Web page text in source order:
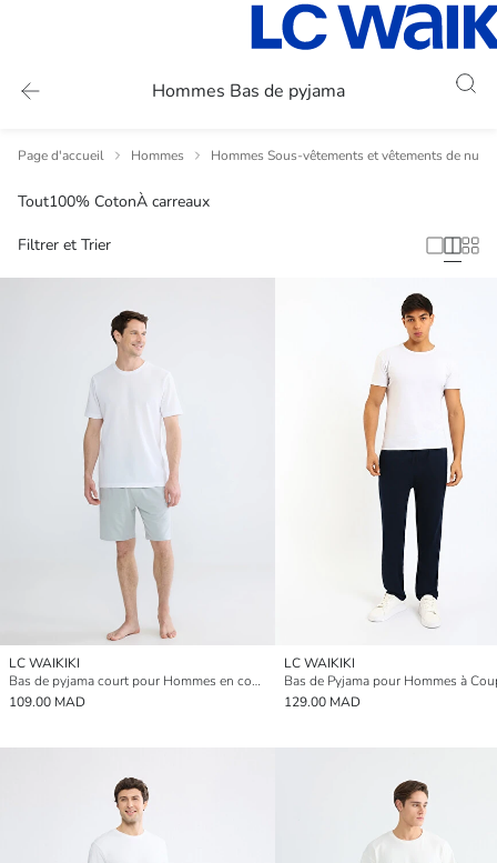
Hommes Bas de pyjama
Page d'accueil Hommes Hommes Sous-vêtements et vêtements de nuit
Tout100% CotonÀ carreaux
Filtrer et Trier
LC WAIKIKI
Bas de pyjama court pour Hommes en coupe classique
109.00 MAD
LC WAIKIKI
129.00 MAD